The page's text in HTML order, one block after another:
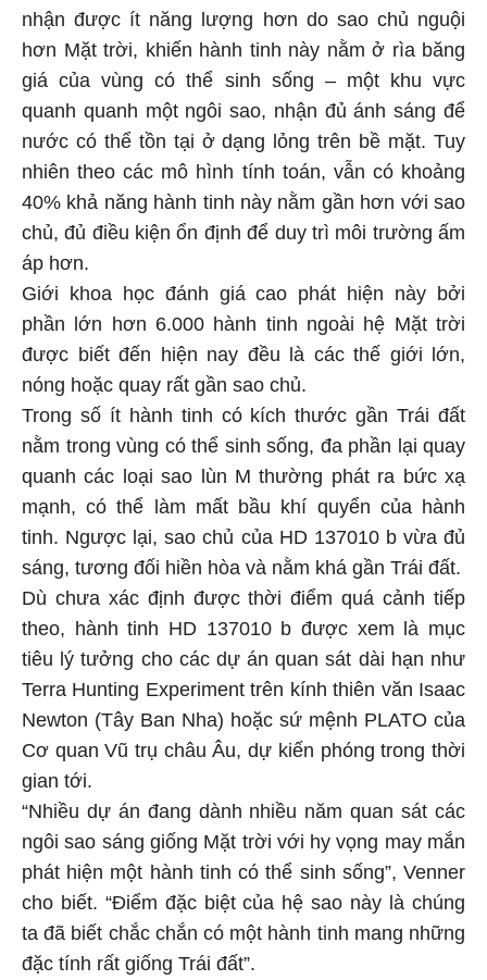
nhận được ít năng lượng hơn do sao chủ nguội
hơn Mặt trời, khiến hành tinh này nằm ở rìa băng
giá của vùng có thể sinh sống – một khu vực
quanh quanh một ngôi sao, nhận đủ ánh sáng để
nước có thể tồn tại ở dạng lỏng trên bề mặt. Tuy
nhiên theo các mô hình tính toán, vẫn có khoảng
40% khả năng hành tinh này nằm gần hơn với sao
chủ, đủ điều kiện ổn định để duy trì môi trường ấm
áp hơn.
Giới khoa học đánh giá cao phát hiện này bởi
phần lớn hơn 6.000 hành tinh ngoài hệ Mặt trời
được biết đến hiện nay đều là các thế giới lớn,
nóng hoặc quay rất gần sao chủ.
Trong số ít hành tinh có kích thước gần Trái đất
nằm trong vùng có thể sinh sống, đa phần lại quay
quanh các loại sao lùn M thường phát ra bức xạ
mạnh, có thể làm mất bầu khí quyển của hành
tinh. Ngược lại, sao chủ của HD 137010 b vừa đủ
sáng, tương đối hiền hòa và nằm khá gần Trái đất.
Dù chưa xác định được thời điểm quá cảnh tiếp
theo, hành tinh HD 137010 b được xem là mục
tiêu lý tưởng cho các dự án quan sát dài hạn như
Terra Hunting Experiment trên kính thiên văn Isaac
Newton (Tây Ban Nha) hoặc sứ mệnh PLATO của
Cơ quan Vũ trụ châu Âu, dự kiến phóng trong thời
gian tới.
“Nhiều dự án đang dành nhiều năm quan sát các
ngôi sao sáng giống Mặt trời với hy vọng may mắn
phát hiện một hành tinh có thể sinh sống”, Venner
cho biết. “Điểm đặc biệt của hệ sao này là chúng
ta đã biết chắc chắn có một hành tinh mang những
đặc tính rất giống Trái đất”.